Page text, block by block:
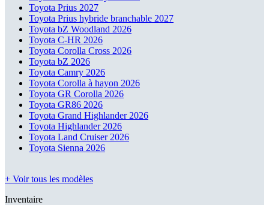
Toyota Prius 2027
Toyota Prius hybride branchable 2027
Toyota bZ Woodland 2026
Toyota C-HR 2026
Toyota Corolla Cross 2026
Toyota bZ 2026
Toyota Camry 2026
Toyota Corolla à hayon 2026
Toyota GR Corolla 2026
Toyota GR86 2026
Toyota Grand Highlander 2026
Toyota Highlander 2026
Toyota Land Cruiser 2026
Toyota Sienna 2026
+ Voir tous les modèles
Inventaire